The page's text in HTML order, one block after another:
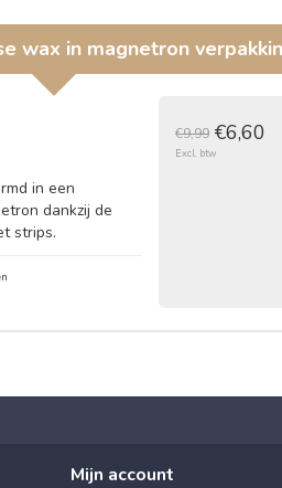
wax in magnetron
in een
dankzij de
strips.
€9,99 €6,60
Excl. btw
Mijn account